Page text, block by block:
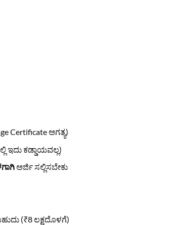
Certificate ಅಗತ್ಯ)
ಇದು ಕಡ್ಡಾಯವಲ್ಲ)
ಅರ್ಜಿ ಸಲ್ಲಿಸಬೇಕು
(₹8 ಲಕ್ಷದೊಳಗೆ)